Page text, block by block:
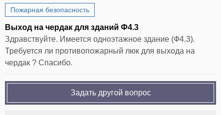
Пожарная безопасность
Выход на чердак для зданий Ф4.3
Здравствуйте. Имеется одноэтажное здание (Ф4.3).
Требуется ли противопожарный люк для выхода на
чердак ? Спасибо.
Задать другой вопрос